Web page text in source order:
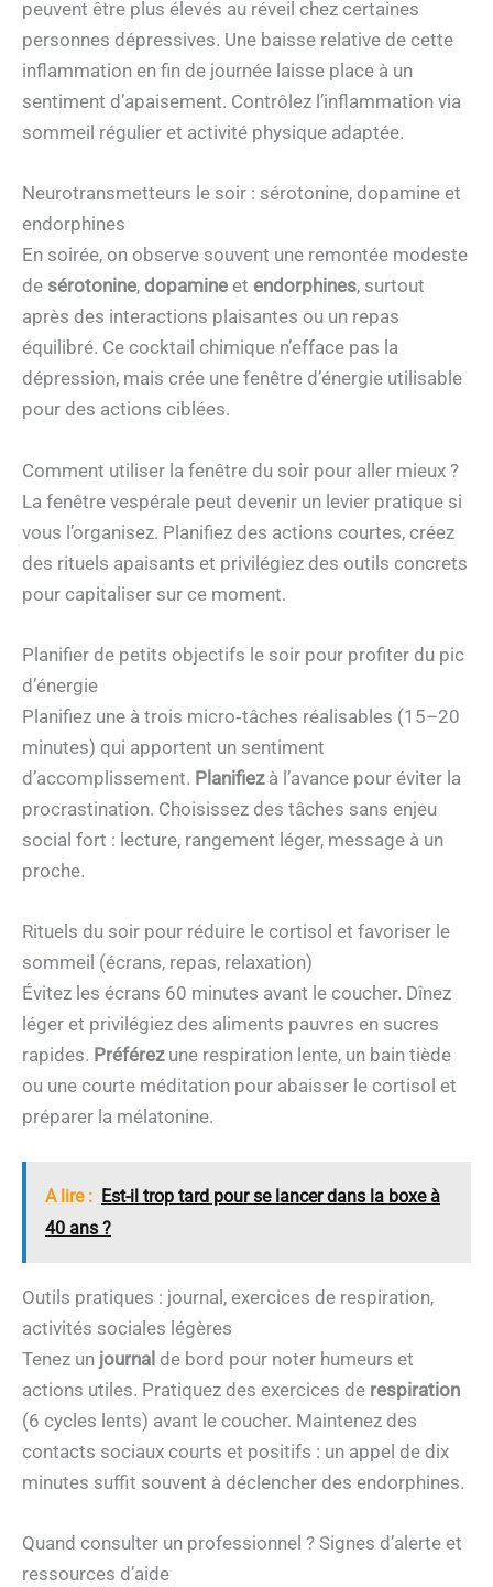
peuvent être plus élevés au réveil chez certaines
personnes dépressives. Une baisse relative de cette
inflammation en fin de journée laisse place à un
sentiment d’apaisement. Contrôlez l’inflammation via
sommeil régulier et activité physique adaptée.
Neurotransmetteurs le soir : sérotonine, dopamine et
endorphines
En soirée, on observe souvent une remontée modeste
de sérotonine, dopamine et endorphines, surtout
après des interactions plaisantes ou un repas
équilibré. Ce cocktail chimique n’efface pas la
dépression, mais crée une fenêtre d’énergie utilisable
pour des actions ciblées.
Comment utiliser la fenêtre du soir pour aller mieux ?
La fenêtre vespérale peut devenir un levier pratique si
vous l’organisez. Planifiez des actions courtes, créez
des rituels apaisants et privilégiez des outils concrets
pour capitaliser sur ce moment.
Planifier de petits objectifs le soir pour profiter du pic
d’énergie
Planifiez une à trois micro‑tâches réalisables (15–20
minutes) qui apportent un sentiment
d’accomplissement. Planifiezà l’avance pour éviter la
procrastination. Choisissez des tâches sans enjeu
social fort : lecture, rangement léger, message à un
proche.
Rituels du soir pour réduire le cortisol et favoriser le
sommeil (écrans, repas, relaxation)
Évitez les écrans 60 minutes avant le coucher. Dînez
léger et privilégiez des aliments pauvres en sucres
rapides. Préférezune respiration lente, un bain tiède
ou une courte méditation pour abaisser le cortisol et
préparer la mélatonine.
A lire : Est-il trop tard pour se lancer dans la boxe à
40 ans ?
Outils pratiques : journal, exercices de respiration,
activités sociales légères
Tenez un journal de bord pour noter humeurs et
actions utiles. Pratiquez des exercices de respiration
(6 cycles lents) avant le coucher. Maintenez des
contacts sociaux courts et positifs : un appel de dix
minutes suffit souvent à déclencher des endorphines.
Quand consulter un professionnel ? Signes d’alerte et
ressources d’aide